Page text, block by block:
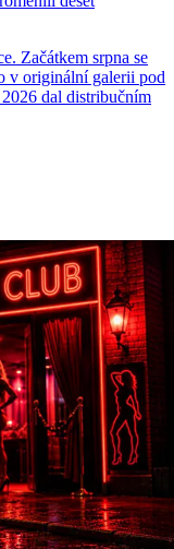
Začátkem srpna se
v originální galerii pod
dal distribučním